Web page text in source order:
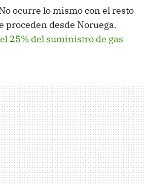
ocurre lo mismo con el resto
proceden desde Noruega.
25% del suministro de gas